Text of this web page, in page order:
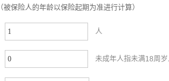
（被保险人的年龄以保险起期为准进行计算）
人
未成年人指未满18周